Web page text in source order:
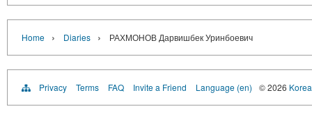
Home › Diaries › РАХМОНОВ Дарвишбек Уринбоевич
Privacy Terms FAQ Invite a Friend Language (en) © 2026